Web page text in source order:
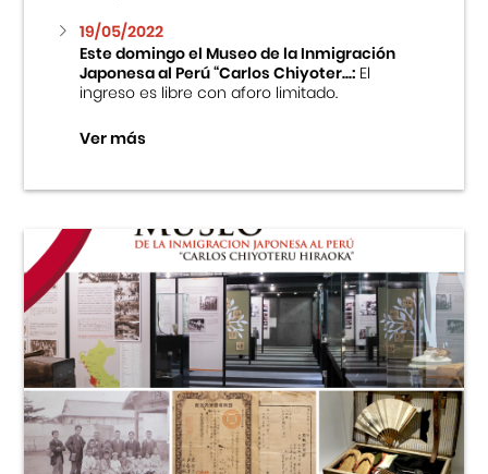
19/05/2022
Este domingo el Museo de la Inmigración
Japonesa al Perú “Carlos Chiyoter...:El
ingreso es libre con aforo limitado.
Ver más